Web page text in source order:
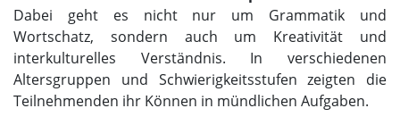
Dabei geht es nicht nur um Grammatik und
Wortschatz, sondern auch um Kreativität und
interkulturelles Verständnis. In verschiedenen
Altersgruppen und Schwierigkeitsstufen zeigten die
Teilnehmenden ihr Können in mündlichen Aufgaben.